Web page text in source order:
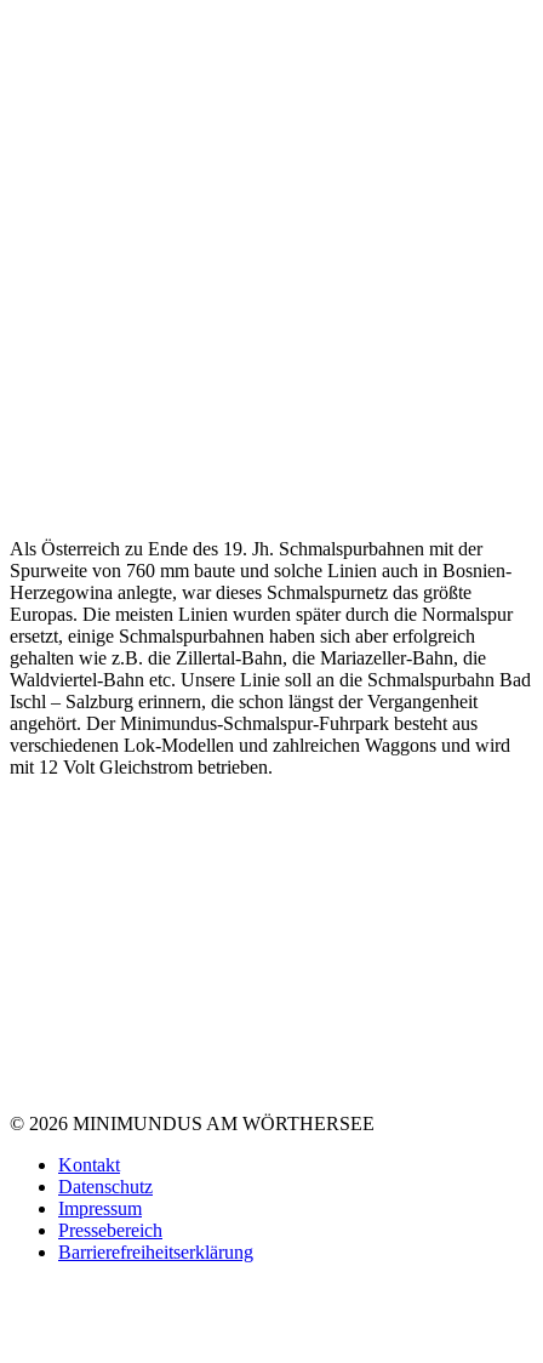
Als Österreich zu Ende des 19. Jh. Schmalspurbahnen mit der
Spurweite von 760 mm baute und solche Linien auch in Bosnien-
Herze­gowina anlegte, war dieses Schmalspurnetz das größte
Europas. Die meisten Linien wurden später durch die Normalspur
ersetzt, einige Schmalspurbahnen haben sich aber erfolgreich
gehalten wie z.B. die Zillertal-Bahn, die Mariazeller-Bahn, die
Waldviertel-Bahn etc. Unsere Linie soll an die Schmalspurbahn Bad
Ischl – Salzburg erinnern, die schon längst der Vergangenheit
angehört. Der Minimundus-Schmalspur-Fuhrpark besteht aus
verschiedenen Lok-Modellen und zahlreichen Waggons und wird
mit 12 Volt Gleich­strom betrieben.
© 2026 MINIMUNDUS AM WÖRTHERSEE
Kontakt
Datenschutz
Impressum
Pressebereich
Barrierefreiheitserklärung